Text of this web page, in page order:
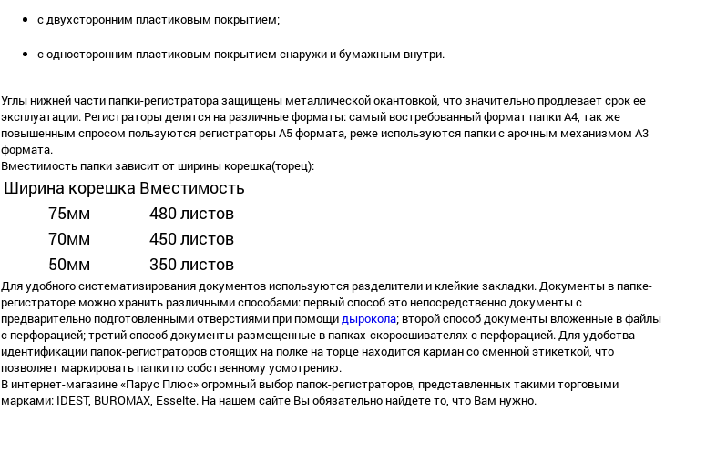
с двухсторонним пластиковым покрытием;
с односторонним пластиковым покрытием снаружи и бумажным внутри.
Углы нижней части папки-регистратора защищены металлической окантовкой, что значительно продлевает срок ее
эксплуатации. Регистраторы делятся на различные форматы: самый востребованный формат папки А4, так же
повышенным спросом пользуются регистраторы А5 формата, реже используются папки с арочным механизмом А3
формата.
Вместимость папки зависит от ширины корешка(торец):
Ширина корешка Вместимость
75мм
480 листов
70мм
450 листов
50мм
350 листов
Для удобного систематизирования документов используются разделители и клейкие закладки. Документы в папке-
регистраторе можно хранить различными способами: первый способ это непосредственно документы с
предварительно подготовленными отверстиями при помощидырокола; второй способ документы вложенные в файлы
с перфорацией; третий способ документы размещенные в папках-скоросшивателях с перфорацией. Для удобства
идентификации папок-регистраторов стоящих на полке на торце находится карман со сменной этикеткой, что
позволяет маркировать папки по собственному усмотрению.
В интернет-магазине «Парус Плюс» огромный выбор папок-регистраторов, представленных такими торговыми
марками: IDEST, BUROMAX, Esselte. На нашем сайте Вы обязательно найдете то, что Вам нужно.